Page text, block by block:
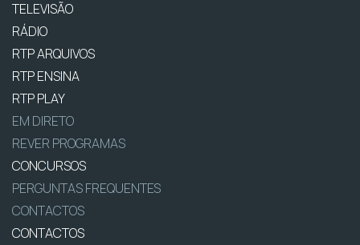
TELEVISÃO
RÁDIO
RTP ARQUIVOS
RTP ENSINA
RTP PLAY
EM DIRETO
REVER PROGRAMAS
CONCURSOS
PERGUNTAS FREQUENTES
CONTACTOS
CONTACTOS